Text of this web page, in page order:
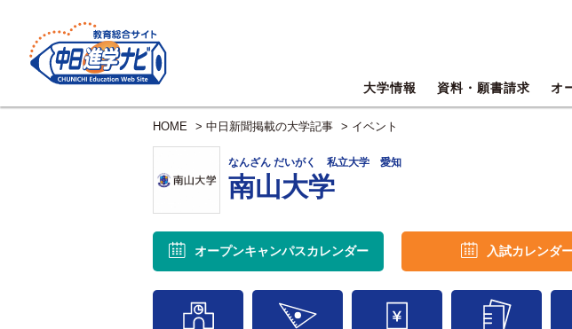
大学情報 資料・願書請求 オ
HOME > 中日新聞掲載の大学記事 > イベント
なんざん だいがく 私立大学 愛知
南山大学
オープンキャンパスカレンダー 入試カレンダ